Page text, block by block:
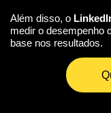
Além disso, o
medir o desempenho
base nos resultados.